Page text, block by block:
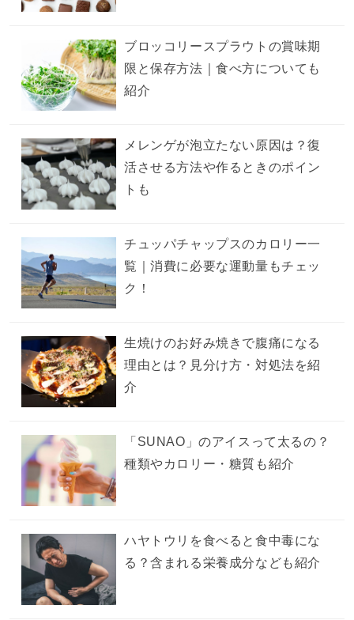
ブロッコリースプラウトの賞味期
限と保存方法｜食べ方についても
紹介
メレンゲが泡立たない原因は？復
活させる方法や作るときのポイン
トも
チュッパチャップスのカロリー一
覧｜消費に必要な運動量もチェッ
ク！
生焼けのお好み焼きで腹痛になる
理由とは？見分け方・対処法を紹
介
「SUNAO」のアイスって太るの？
種類やカロリー・糖質も紹介
ハヤトウリを食べると食中毒にな
る？含まれる栄養成分なども紹介